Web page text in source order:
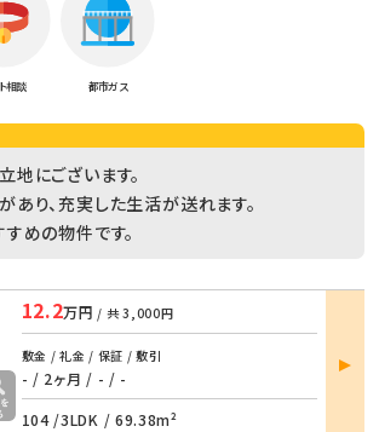
相談 都市ガス
にございます。
あり、充実した生活が送れます。
めの物件です。
12.2万円 / 共3,000円
敷金 / 礼金 / 保証 / 敷引
- / 2ヶ月 / - / -
104 /3LDK / 69.38m²
部屋
詳細